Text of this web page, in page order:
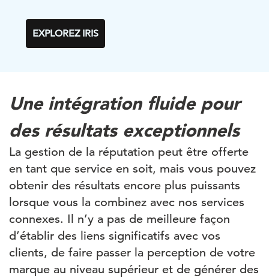
EXPLOREZ IRIS
Une intégration fluide pour
des résultats exceptionnels
La gestion de la réputation peut être offerte
en tant que service en soit, mais vous pouvez
obtenir des résultats encore plus puissants
lorsque vous la combinez avec nos services
connexes. Il n’y a pas de meilleure façon
d’établir des liens significatifs avec vos
clients, de faire passer la perception de votre
marque au niveau supérieur et de générer des